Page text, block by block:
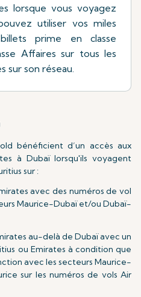
lorsque vous voyagez
utiliser vos miles
prime en classe
Affaires sur tous les
sur son réseau.
bénéficient d’un accès aux
à Dubaï lorsqu'ils voyagent
sur :
avec des numéros de vol
Maurice-Dubaï et/ou Dubaï-
au-delà de Dubaï avec un
ou Emirates à condition que
avec les secteurs Maurice-
sur les numéros de vols Air